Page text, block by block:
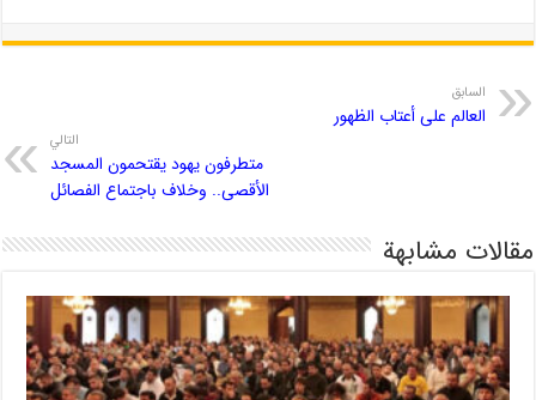
السابق
العالم على أعتاب الظهور
التالي
متطرفون يهود يقتحمون المسجد
الأقصى.. وخلاف باجتماع الفصائل
مقالات مشابهة